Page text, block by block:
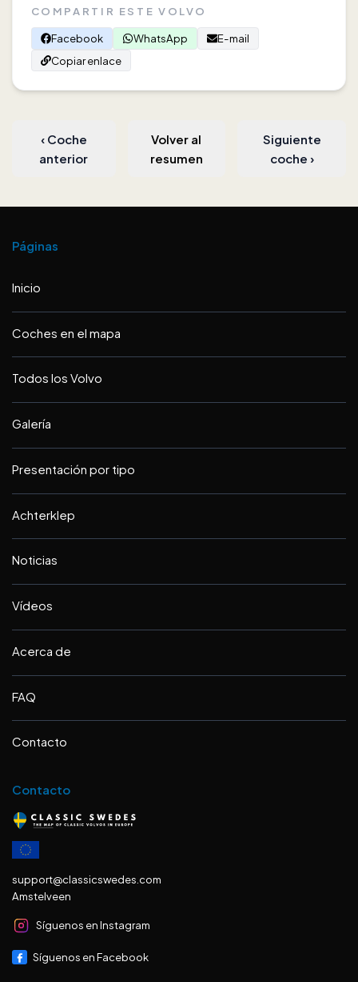
COMPARTIR ESTE VOLVO
Facebook
WhatsApp
E-mail
Copiar enlace
‹ Coche
anterior
Volver al
resumen
Siguiente
coche ›
Páginas
Inicio
Coches en el mapa
Todos los Volvo
Galería
Presentación por tipo
Achterklep
Noticias
Vídeos
Acerca de
FAQ
Contacto
Contacto
support@classicswedes.com
Amstelveen
Síguenos en Instagram
Síguenos en Facebook